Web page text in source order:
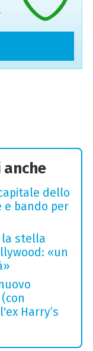
dello
bando per
la stella
«un
Harry’s